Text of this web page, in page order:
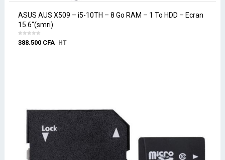
ASUS AUS X509 – i5-10TH – 8 Go RAM – 1 To HDD – Ecran
15.6″(smri)
388.500 CFA HT